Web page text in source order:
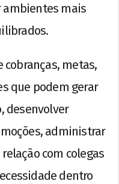
mais
metas,
que podem gerar
desenvolver
administrar
com colegas
dentro